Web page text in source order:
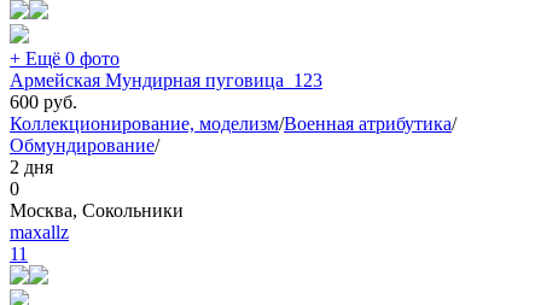
+ Ещё 0 фото
Армейская Мундирная пуговица_123
600 руб.
Коллекционирование, моделизм/Военная атрибутика/
Обмундирование/
2 дня
0
Москва, Сокольники
maxallz
11